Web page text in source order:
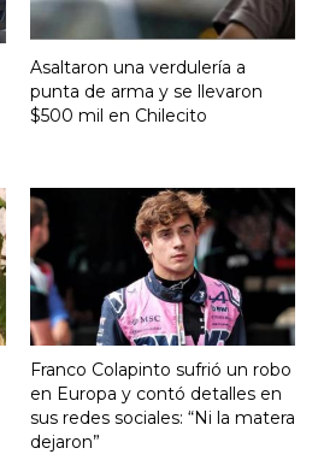
Asaltaron una verdulería a
punta de arma y se llevaron
$500 mil en Chilecito
Franco Colapinto sufrió un robo
en Europa y contó detalles en
sus redes sociales: “Ni la matera
dejaron”